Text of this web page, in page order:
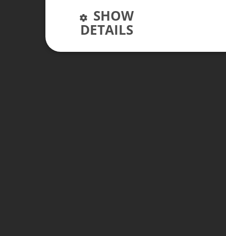
SHOW
DETAILS